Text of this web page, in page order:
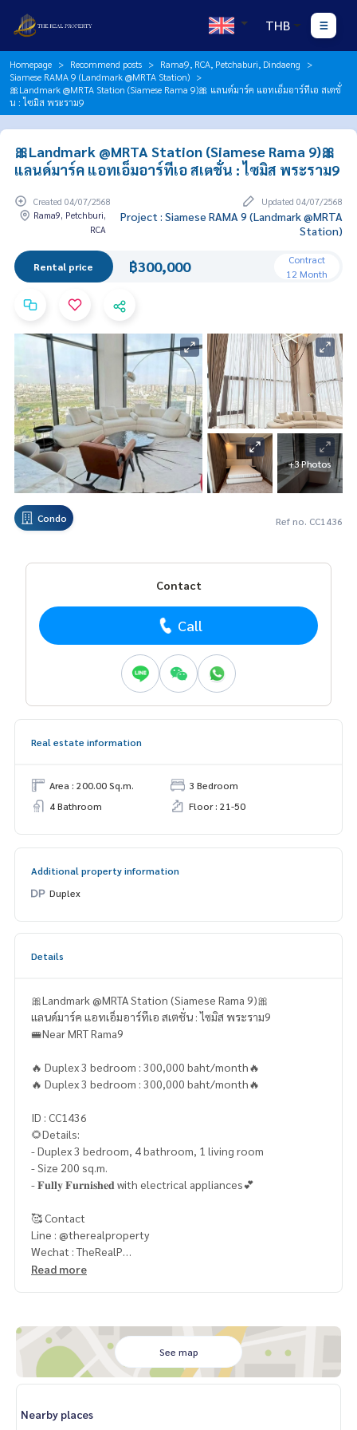
THB
Homepage Recommend posts
Rama9, RCA, Petchaburi, Dindaeng
Siamese RAMA 9 (Landmark @MRTA Station)
🎀Landmark @MRTA Station (Siamese Rama 9)🎀 แลนด์มาร์ค แอทเอ็มอาร์ทีเอ สเตชั่
น : ไซมิส พระราม9
🎀Landmark @MRTA Station (Siamese Rama 9)🎀
แลนด์มาร์ค แอทเอ็มอาร์ทีเอ สเตชั่น : ไซมิส พระราม9
Created 04/07/2568
Updated 04/07/2568
Rama9, Petchburi,
RCA
Project : Siamese RAMA 9 (Landmark @MRTA
Station)
Rental price ฿300,000
Contract
12 Month
+3 Photos
Condo Ref no. CC1436
Contact
Call
Real estate information
Area : 200.00 Sq.m.
3 Bedroom
4 Bathroom
Floor : 21-50
Additional property information
Duplex
Details
🎀Landmark @MRTA Station (Siamese Rama 9)🎀
แลนด์มาร์ค แอทเอ็มอาร์ทีเอ สเตชั่น : ไซมิส พระราม9
🚝Near MRT Rama9
🔥 Duplex 3 bedroom : 300,000 baht/month🔥
🔥 Duplex 3 bedroom : 300,000 baht/month🔥
ID : CC1436
🌻Details:
- Duplex 3 bedroom, 4 bathroom, 1 living room
- Size 200 sq.m.
- 𝐅𝐮𝐥𝐥𝐲 𝐅𝐮𝐫𝐧𝐢𝐬𝐡𝐞𝐝 with electrical appliances💕
🥰 Contact
Line : @therealproperty
Wechat : TheRealP
WhatsApp :
Read more
See map
Nearby places